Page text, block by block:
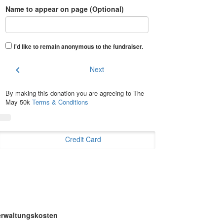
Name to appear on page (Optional)
I'd like to remain anonymous to the fundraiser.
chevron_left Next
By making this donation you are agreeing to The
May 50k Terms & Conditions
Credit Card